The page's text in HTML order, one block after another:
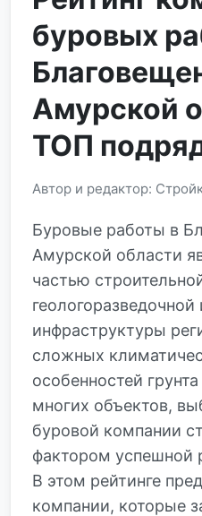
буровых
Амурской
ТОП
Автор и редактор:
Буровые работы в
Амурской области
частью
инфраструктуры
сложных
особенностей
многих объектов,
буровой компании
фактором успешной
В этом рейтинге
компании, которые